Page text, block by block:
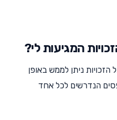
המגיעות לי?
ניתן לממש באופן
הנדרשים לכל אחד